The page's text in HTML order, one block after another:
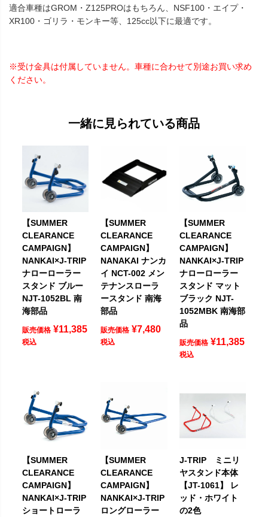
適合車種はGROM・Z125PROはもちろん、NSF100・エイプ・
XR100・ゴリラ・モンキー等、125cc以下に最適です。
※受け金具は付属していません。車種に合わせて別途お買い求め
ください。
一緒に見られている商品
【SUMMER
CLEARANCE
CAMPAIGN】
NANKAI×J-TRIP
ナローローラー
スタンド ブルー
NJT-1052BL 南
海部品
販売価格 ¥11,385
税込
【SUMMER
CLEARANCE
CAMPAIGN】
NANAKAI ナンカ
イ NCT-002 メン
テナンスローラ
ースタンド 南海
部品
販売価格 ¥7,480
税込
【SUMMER
CLEARANCE
CAMPAIGN】
NANKAI×J-TRIP
ナローローラー
スタンド マット
ブラック NJT-
1052MBK 南海部
品
販売価格 ¥11,385
税込
【SUMMER
CLEARANCE
CAMPAIGN】
NANKAI×J-TRIP
ショートローラ
【SUMMER
CLEARANCE
CAMPAIGN】
NANKAI×J-TRIP
ロングローラー
J-TRIP ミニリ
ヤスタンド本体
【JT-1061】 レ
ッド・ホワイト
の2色